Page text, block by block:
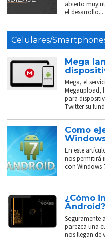
abierto muy
el desarrollo...
Celulares/
Mega
Mega, el
Megaupload,
para
Twitter su
Como
En este
nos permitirá
con Windows
¿Cómo
Android?
Seguramente
parezca una
nos llegan de